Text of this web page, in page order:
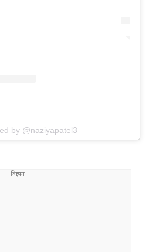
by @naziyapatel3